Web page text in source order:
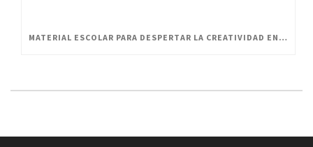
MATERIAL ESCOLAR PARA DESPERTAR LA CREATIVIDAD EN PEQUEÑOS ARTISTAS